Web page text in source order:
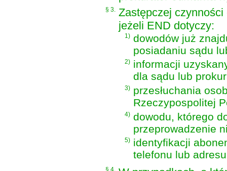
§ 3.
Zastępczej
jeżeli END dotyczy:
1) dowodów już
posiadaniu sądu
2) informacji
dla sądu lub
3) przesłuchania
Rzeczypospolitej
4) dowodu, którego
przeprowadzenie
5) identyfikacji
telefonu lub
§ 4.